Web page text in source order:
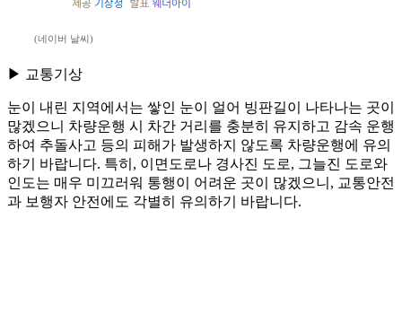
(네이버 날씨)
▶ 교통기상
눈이 내린 지역에서는 쌓인 눈이 얼어 빙판길이 나타나는 곳이
많겠으니 차량운행 시 차간 거리를 충분히 유지하고 감속 운행
하여 추돌사고 등의 피해가 발생하지 않도록 차량운행에 유의
하기 바랍니다. 특히, 이면도로나 경사진 도로, 그늘진 도로와
인도는 매우 미끄러워 통행이 어려운 곳이 많겠으니, 교통안전
과 보행자 안전에도 각별히 유의하기 바랍니다.